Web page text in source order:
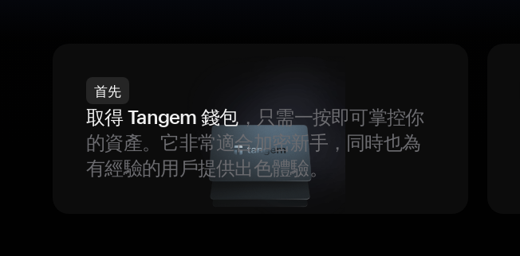
首先
取得 Tangem 錢包，只需一按即可掌控你
的資產。它非常適合加密新手，同時也為
有經驗的用戶提供出色體驗。